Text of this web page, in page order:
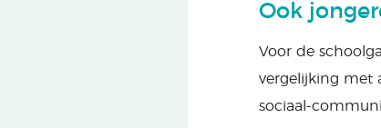
Ook
Voor de
vergelijking met
sociaal-